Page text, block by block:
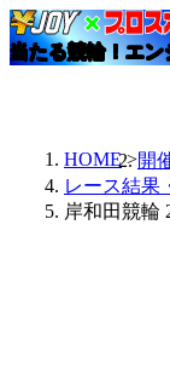
当たる競輪！エン
HOME 開
レース結果
岸和田競輪